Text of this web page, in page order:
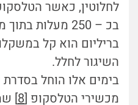
לחלוטין, כאשר
בכ – 250 מעלות
בריליום הוא קל
השיגור לחלל.
בימים אלו הוחל בסדרת
מכשירי הטלסקופ [8]